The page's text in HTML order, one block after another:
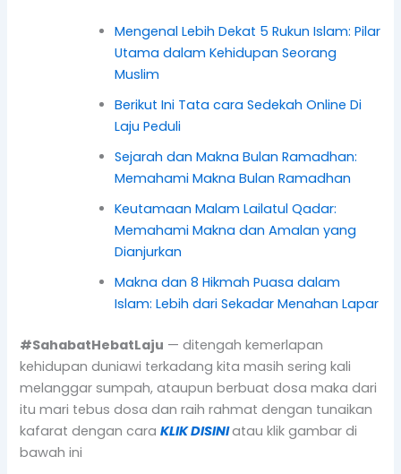
Mengenal Lebih Dekat 5 Rukun Islam: Pilar
Utama dalam Kehidupan Seorang
Muslim
Berikut Ini Tata cara Sedekah Online Di
Laju Peduli
Sejarah dan Makna Bulan Ramadhan:
Memahami Makna Bulan Ramadhan
Keutamaan Malam Lailatul Qadar:
Memahami Makna dan Amalan yang
Dianjurkan
Makna dan 8 Hikmah Puasa dalam
Islam: Lebih dari Sekadar Menahan Lapar
#SahabatHebatLaju — ditengah kemerlapan
kehidupan duniawi terkadang kita masih sering kali
melanggar sumpah, ataupun berbuat dosa maka dari
itu mari tebus dosa dan raih rahmat dengan tunaikan
kafarat dengan caraKLIK DISINIatau klik gambar di
bawah ini